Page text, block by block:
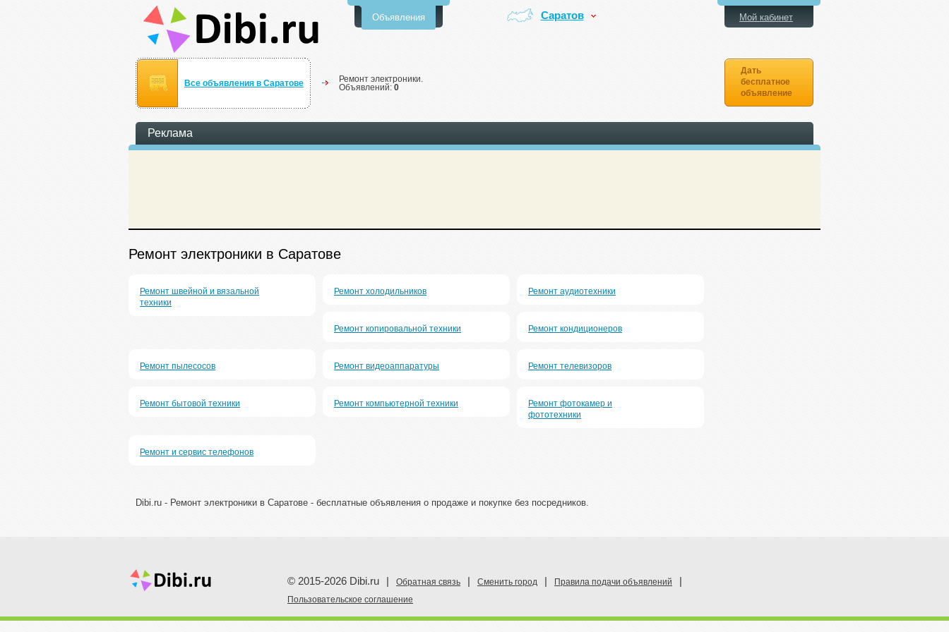
Объявления Саратов
Все объявления в Саратове
Ремонт электроники.
Объявлений: 0
Мой кабинет
Дать
бесплатное
объявление
Реклама
Ремонт электроники в Саратове
Ремонт швейной и вязальной
техники
Ремонт холодильников Ремонт аудиотехники
Ремонт копировальной техники Ремонт кондиционеров
Ремонт пылесосов Ремонт видеоаппаратуры Ремонт телевизоров
Ремонт бытовой техники Ремонт компьютерной техники
Ремонт фотокамер и
фототехники
Ремонт и сервис телефонов
Dibi.ru - Ремонт электроники в Саратове - бесплатные объявления о продаже и покупке без посредников.
© 2015-2026 Dibi.ru Обратная связь Сменить город Правила подачи объявлений
Пoльзовательское соглашение